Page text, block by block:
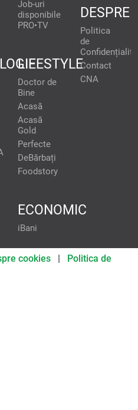
Job-uri
disponibile
PRO•TV
LIFESTYLE
Doctor de
Bine
Acasă
Acasă
Gold
Perfecte
DeBărbați
Foodstory
ECONOMIC
iBani
DESPRE
Politica
de
Contact
CNA
cookies
Politica de